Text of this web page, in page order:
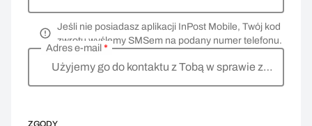
Jeśli nie posiadasz aplikacji InPost Mobile, Twój kod
zwrotu wyślemy SMSem na podany numer telefonu.
Użyjemy go do kontaktu z Tobą w sprawie zwrotu
Adres e-mail *
ZGODY